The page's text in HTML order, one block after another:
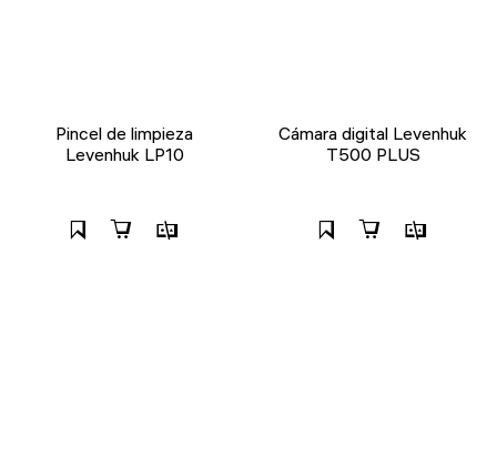
Pincel de limpieza
Levenhuk LP10
Cámara digital Levenhuk
T500 PLUS